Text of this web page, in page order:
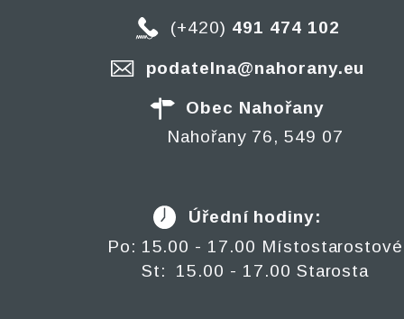
(+420) 491 474 102
podatelna@nahorany.eu
Obec Nahořany
Nahořany 76, 549 07
Úřední hodiny:
Po: 15.00 - 17.00 Místostarostové
St: 15.00 - 17.00 Starosta